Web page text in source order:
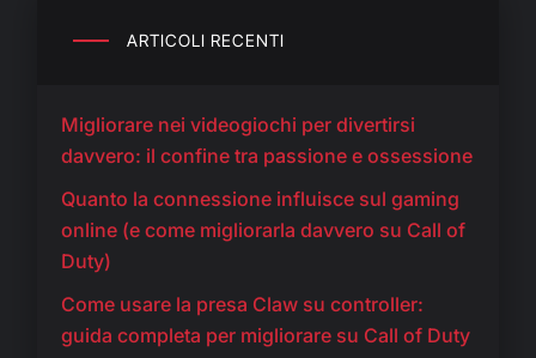
ARTICOLI RECENTI
Migliorare nei videogiochi per divertirsi
davvero: il confine tra passione e ossessione
Quanto la connessione influisce sul gaming
online (e come migliorarla davvero su Call of
Duty)
Come usare la presa Claw su controller:
guida completa per migliorare su Call of Duty